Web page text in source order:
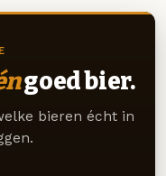
goed bier.
bieren écht in